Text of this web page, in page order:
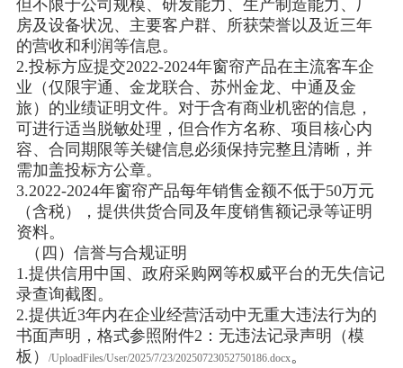
但不限于公司规模、研发能力、生产制造能力、厂
房及设备状况、主要客户群、所获荣誉以及近三年
的营收和利润等信息。
2.投标方应提交2022-2024年窗帘产品在主流客车企
业（仅限宇通、金龙联合、苏州金龙、中通及金
旅）的业绩证明文件。对于含有商业机密的信息，
可进行适当脱敏处理，但合作方名称、项目核心内
容、合同期限等关键信息必须保持完整且清晰，并
需加盖投标方公章。
3.2022-2024年窗帘产品每年销售金额不低于50万元
（含税），提供供货合同及年度销售额记录等证明
资料。
（四）信誉与合规证明
1.提供信用中国、政府采购网等权威平台的无失信记
录查询截图。
2.提供近3年内在企业经营活动中无重大违法行为的
书面声明，格式参照附件2：无违法记录声明（模
板）
/UploadFiles/User/2025/7/23/20250723052750186.docx。